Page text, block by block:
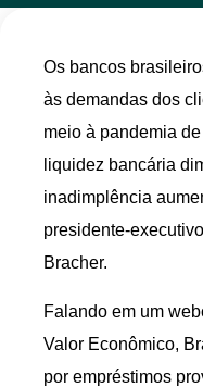
Os bancos
às demandas dos
meio à pandemia
liquidez bancária
inadimplência
presidente-
Bracher.
Falando em um
Valor Econômico,
por empréstimos